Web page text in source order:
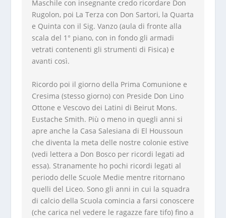
Maschile con insegnante credo ricordare Don
Rugolon, poi La Terza con Don Sartori, la Quarta
e Quinta con il Sig. Vanzo (aula di fronte alla
scala del 1° piano, con in fondo gli armadi
vetrati contenenti gli strumenti di Fisica) e
avanti così.
Ricordo poi il giorno della Prima Comunione e
Cresima (stesso giorno) con Preside Don Lino
Ottone e Vescovo dei Latini di Beirut Mons.
Eustache Smith. Più o meno in quegli anni si
apre anche la Casa Salesiana di El Houssoun
che diventa la meta delle nostre colonie estive
(vedi lettera a Don Bosco per ricordi legati ad
essa). Stranamente ho pochi ricordi legati al
periodo delle Scuole Medie mentre ritornano
quelli del Liceo. Sono gli anni in cui la squadra
di calcio della Scuola comincia a farsi conoscere
(che carica nel vedere le ragazze fare tifo) fino a